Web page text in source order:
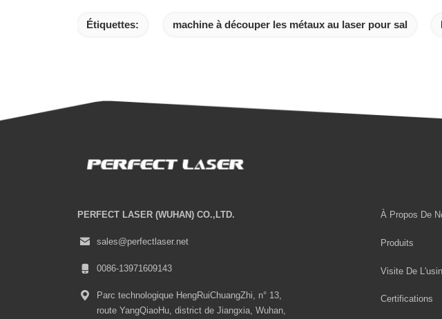
Étiquettes: machine à découper les métaux au laser pour sal
PERFECT LASER (WUHAN) CO.,LTD.
sales@perfectlaser.net
0086-13971609143
Parc technologique HengRuiChuangZhi, n° 13,
route YangQiaoHu, district de Jiangxia, Wuhan,
À Propos De
Produits
Visite De
Certifications